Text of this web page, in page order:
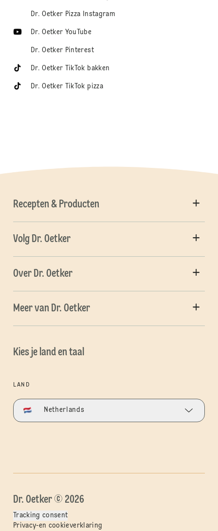
Dr. Oetker Pizza Instagram
Dr. Oetker YouTube
Dr. Oetker Pinterest
Dr. Oetker TikTok bakken
Dr. Oetker TikTok pizza
Recepten & Producten
Volg Dr. Oetker
Over Dr. Oetker
Meer van Dr. Oetker
Kies je land en taal
LAND
Netherlands
Dr. Oetker © 2026
Tracking consent
Privacy-en cookieverklaring